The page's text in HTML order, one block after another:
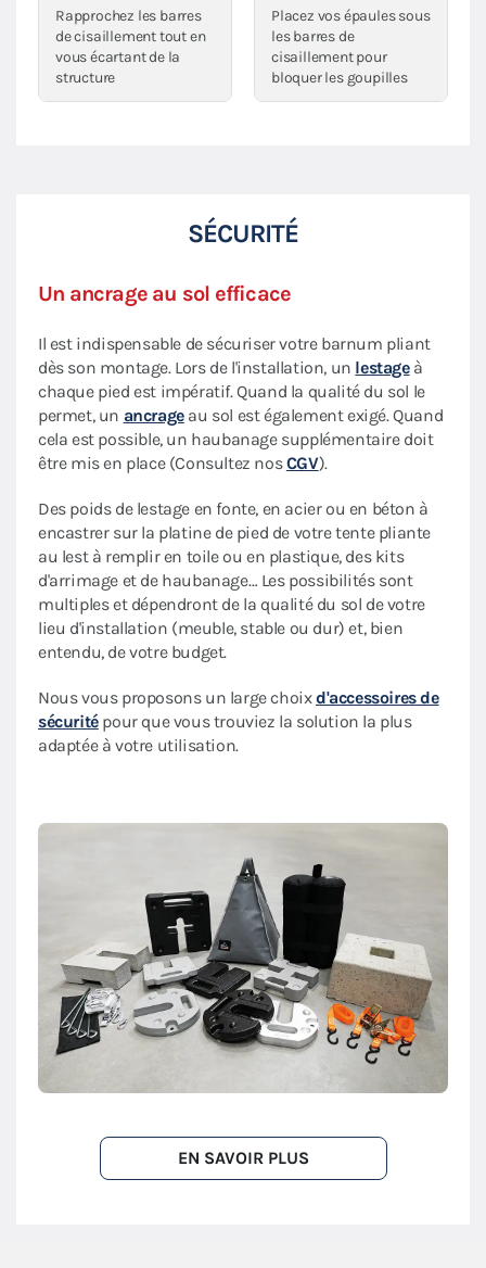
Rapprochez les barres
de cisaillement tout en
vous écartant de la
structure
Placez vos épaules sous
les barres de
cisaillement pour
bloquer les goupilles
SÉCURITÉ
Un ancrage au sol efficace
Il est indispensable de sécuriser votre barnum pliant
dès son montage. Lors de l'installation, un lestageà
chaque pied est impératif. Quand la qualité du sol le
permet, un ancrageau sol est également exigé. Quand
cela est possible, un haubanage supplémentaire doit
être mis en place (Consultez nosCGV).
Des poids de lestage en fonte, en acier ou en béton à
encastrer sur la platine de pied de votre tente pliante
au lest à remplir en toile ou en plastique, des kits
d'arrimage et de haubanage… Les possibilités sont
multiples et dépendront de la qualité du sol de votre
lieu d'installation (meuble, stable ou dur) et, bien
entendu, de votre budget.
Nous vous proposons un large choixd'accessoires de
sécuritépour que vous trouviez la solution la plus
adaptée à votre utilisation.
EN SAVOIR PLUS